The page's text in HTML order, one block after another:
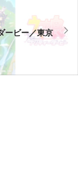
ービー／東京